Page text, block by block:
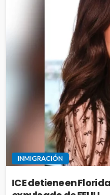
INMIGRACIÓN
ICE detiene en